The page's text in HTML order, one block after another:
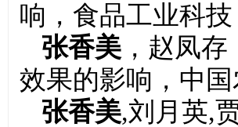
响，食品工业科技
张香美 ，赵凤
效果的影响，中国
张香美,刘月英,